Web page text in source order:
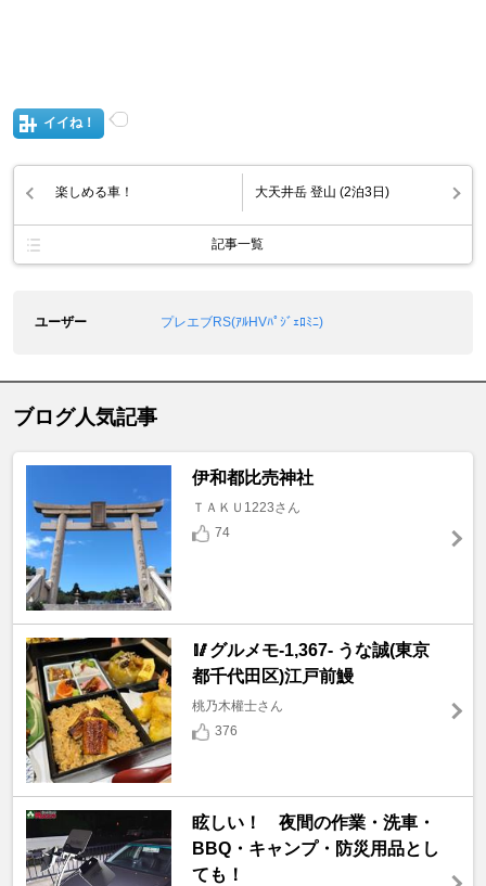
イイね！
楽しめる車！ 大天井岳 登山 (2泊3日)
記事一覧
ユーザー プレエブRS(ｱﾙHVﾊﾟｼﾞｪﾛﾐﾆ)
ブログ人気記事
伊和都比売神社
ＴＡＫＵ1223さん
74
🥢グルメモ-1,367- うな誠(東京
都千代田区)江戸前鰻
桃乃木權士さん
376
眩しい！ 夜間の作業・洗車・
BBQ・キャンプ・防災用品とし
ても！